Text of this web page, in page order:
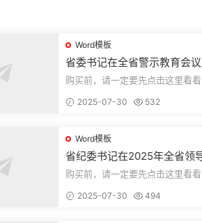
Word模板
省委书记在全省警示教育会
的讲话.1
购买前，请一定要先点击这里看
束，本文...
2025-07-30 532
Word模板
省纪委书记在2025年全省领
部警示教育会上的讲话.1
购买前，请一定要先点击这里看
束，本文...
2025-07-30 494